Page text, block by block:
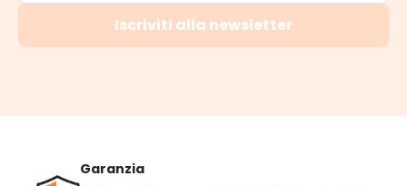
Iscriviti alla newsletter
Garanzia